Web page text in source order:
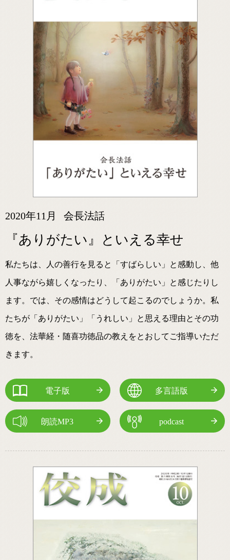
2020年11月 会長法話
『ありがたい』といえる幸せ
私たちは、人の善行を見ると「すばらしい」と感動し、他
人事ながら嬉しくなったり、「ありがたい」と感じたりし
ます。では、その感情はどうして起こるのでしょうか。私
たちが「ありがたい」「うれしい」と思える理由とその功
徳を、法華経・随喜功徳品の教えをとおしてご指導いただ
きます。
電子版 多言語版
朗読MP3 podcast